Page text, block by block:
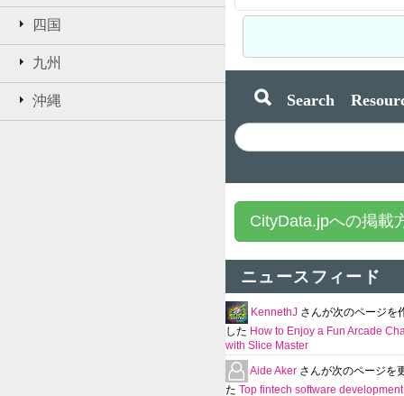
四国
九州
沖縄 Search
CityData.jpへの掲載
ニュースフィード
KennethJ さんが次のページを
した How to Enjoy a Fun Arcade
with Slice Master
Aide Aker さんが次のページを
た Top fintech software development